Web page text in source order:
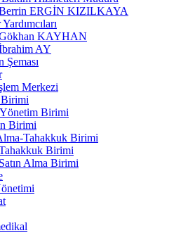
ERGİN KIZILKAYA
KAYHAN
AY
Şeması
Merkezi
Birimi
Birimi
Tahakkuk Birimi
Birimi
Satın Alma Birimi